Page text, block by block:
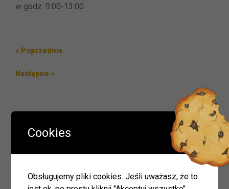
w godz. 9:00-13:00
Nawigacja
Poprzedni
« Poprzednie
Następny
Następne »
Wyszukiwarka
Cookies
Obsługujemy pliki cookies. Jeśli uważasz, że to